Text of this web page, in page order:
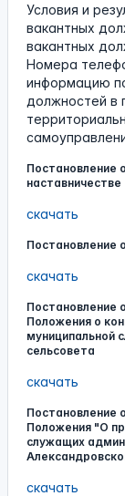
Условия и
вакантных
вакантных
Номера
информацию
должностей в
Постановление
наставничестве
скачать
Постановление
скачать
Постановление
Положения о
муниципальной
сельсовета
скачать
Постановление
Положения "О
служащих
скачать